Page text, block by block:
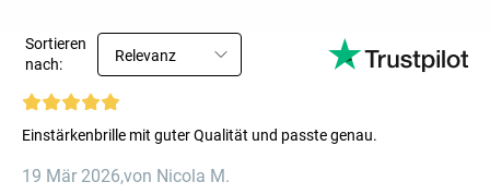
Sortieren
nach:
Relevanz
Einstärkenbrille mit guter Qualität und passte genau.
19 Mär 2026,von Nicola M.